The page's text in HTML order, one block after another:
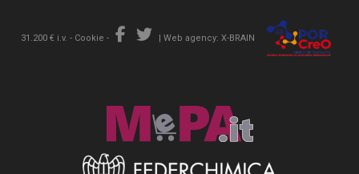
31.200 € i.v. - Cookie - | Web agency: X-BRAIN